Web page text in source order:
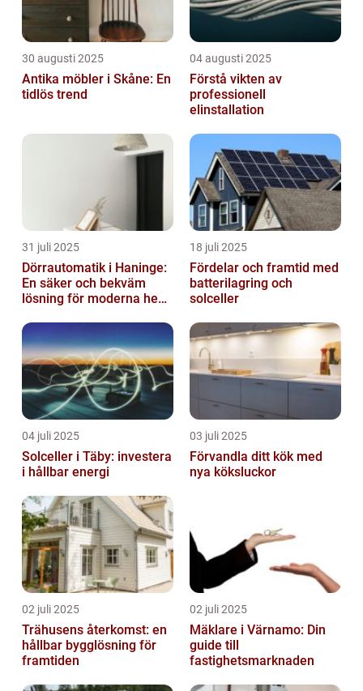
30 augusti 2025
Antika möbler i Skåne: En
tidlös trend
04 augusti 2025
Förstå vikten av
professionell
elinstallation
31 juli 2025
Dörrautomatik i Haninge:
En säker och bekväm
lösning för moderna hem
18 juli 2025
Fördelar och framtid med
batterilagring och
solceller
04 juli 2025
Solceller i Täby: investera
i hållbar energi
03 juli 2025
Förvandla ditt kök med
nya köksluckor
02 juli 2025
Trähusens återkomst: en
hållbar bygglösning för
framtiden
02 juli 2025
Mäklare i Värnamo: Din
guide till
fastighetsmarknaden